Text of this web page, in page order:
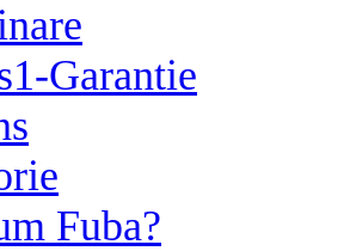
Garantie
Fuba?